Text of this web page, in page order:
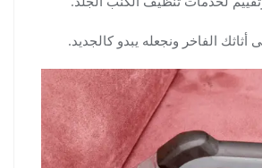
أثاثك الفاخر ونجعله يبدو كالجديد.